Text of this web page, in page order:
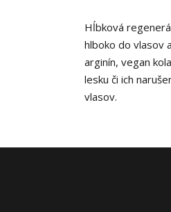
Hĺbková
hlboko do vlasov
arginín, vegan
lesku či ich
vlasov.